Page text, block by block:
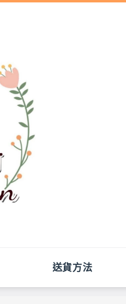
送貨方法